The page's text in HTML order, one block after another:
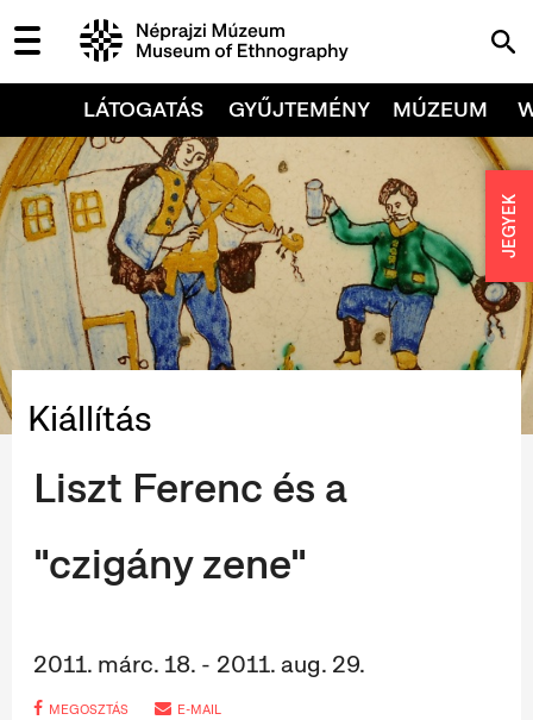
LÁTOGATÁS GYŰJTEMÉNY MÚZEUM
Kiállítás
Liszt Ferenc és a
"czigány zene"
2011. márc. 18. - 2011. aug. 29.
MEGOSZTÁS E-MAIL
JEGYEK